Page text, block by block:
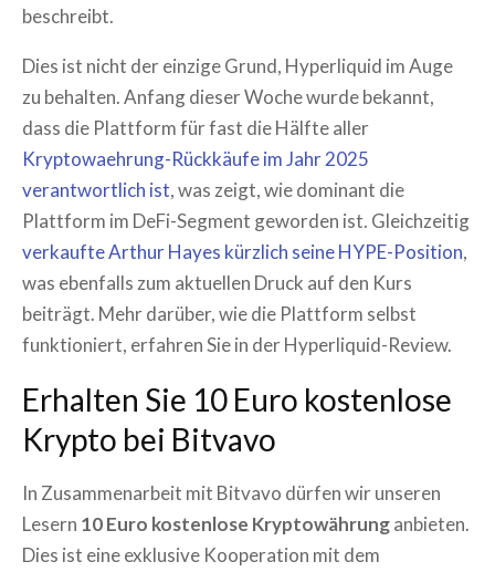
beschreibt.
Dies ist nicht der einzige Grund, Hyperliquid im Auge
zu behalten. Anfang dieser Woche wurde bekannt,
dass die Plattform für fast die Hälfte aller
Kryptowaehrung-Rückkäufe im Jahr 2025
verantwortlich ist, was zeigt, wie dominant die
Plattform im DeFi-Segment geworden ist. Gleichzeitig
verkaufte Arthur Hayes kürzlich seine HYPE-Position,
was ebenfalls zum aktuellen Druck auf den Kurs
beiträgt. Mehr darüber, wie die Plattform selbst
funktioniert, erfahren Sie in der Hyperliquid-Review.
Erhalten Sie 10 Euro kostenlose
Krypto bei Bitvavo
In Zusammenarbeit mit Bitvavo dürfen wir unseren
Lesern 10 Euro kostenlose Kryptowährunganbieten.
Dies ist eine exklusive Kooperation mit dem